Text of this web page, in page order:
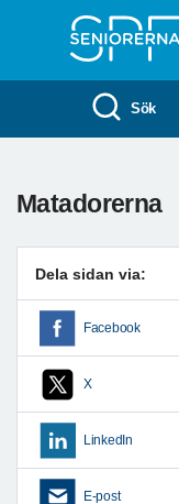
Sök
Matadorerna
Dela sidan via:
Facebook
X
LinkedIn
E-post